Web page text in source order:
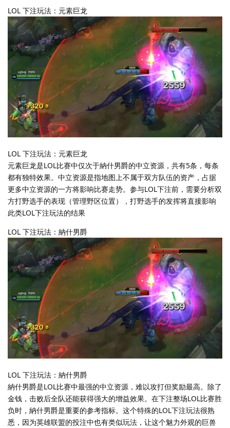
LOL 下注玩法：元素巨龙
LOL 下注玩法：元素巨龙
元素巨龙是LOL比赛中仅次于納什男爵的中立资源，共有5条，每条
都有独特效果。中立资源是指地图上不属于双方队伍的资产，占据
更多中立资源的一方将影响比赛走势。参与LOL下注前，需要分析双
方打野选手的表现（管理野区位置），打野选手的发挥将直接影响
此类LOL下注玩法的结果
LOL 下注玩法：納什男爵
LOL 下注玩法：納什男爵
納什男爵是LOL比赛中最强的中立资源，难以攻打但奖励最高。除了
金钱，击败后全队还能获得强大的增益效果。在下注整场LOL比赛胜
负时，納什男爵是重要的参考指标。这个特殊的LOL下注玩法很熟
悉，因为英雄联盟的投注中也有类似玩法，让这个魅力外观的巨兽